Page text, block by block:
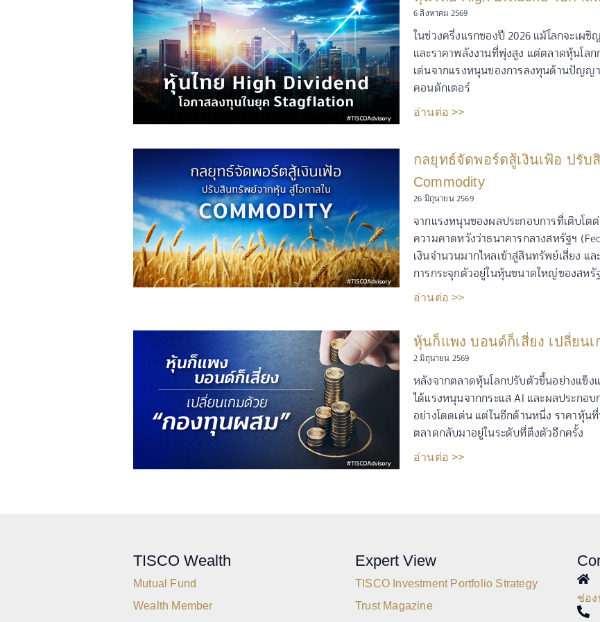
6 สิงหาคม 2569
ในช่วงครึ่งแรกของปี 2026 แม้โลกจะเผ
และราคาพลังงานที่พุ่งสูง แต่ตลาดหุ้นโล
เด่นจากแรงหนุนของการลงทุนด้านปัญญ
คอนดักเตอร์
อ่านต่อ >>
กลยุทธ์จัดพอร์ตสู้เงินเฟ้อ ปรั
Commodity
26 มิถุนายน 2569
จากแรงหนุนของผลประกอบการที่เติบโต
ความคาดหวังว่าธนาคารกลางสหรัฐฯ
เงินจำนวนมากไหลเข้าสู่สินทรัพย์เสี่ยง
การกระจุกตัวอยู่ในหุ้นขนาดใหญ่ของสหรั
อ่านต่อ >>
หุ้นก็แพง บอนด์ก็เสี่ยง เปลี่ยนเ
2 มิถุนายน 2569
หลังจากตลาดหุ้นโลกปรับตัวขึ้นอย่างแข็
ได้แรงหนุนจากกระแส AI และผลประกอ
อย่างโดดเด่น แต่ในอีกด้านหนึ่ง ราคาหุ้น
ตลาดกลับมาอยู่ในระดับที่ตึงตัวอีกครั้ง
อ่านต่อ >>
TISCO Wealth
Mutual Fund
Wealth Member
Expert View
TISCO Investment Portfolio Strategy
Trust Magazine
ช่อง